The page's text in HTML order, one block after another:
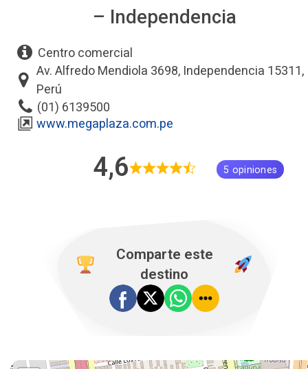
– Independencia
Centro comercial
Av. Alfredo Mendiola 3698, Independencia 15311,
Perú
(01) 6139500
www.megaplaza.com.pe
4,6 5 opiniones
Comparte este
destino